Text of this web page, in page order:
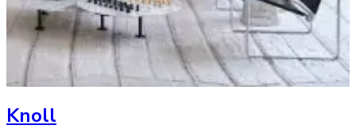
Knoll